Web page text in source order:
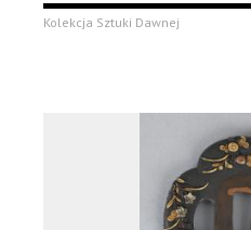
Kolekcja Sztuki Dawnej